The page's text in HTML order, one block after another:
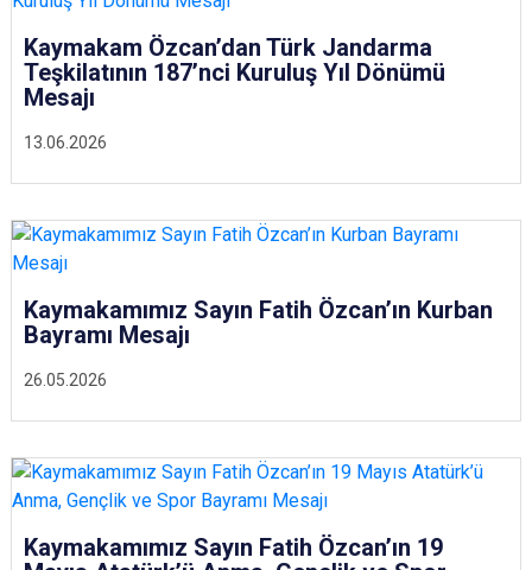
13.06.2026
Kaymakam Özcan’dan Türk Jandarma
Teşkilatının 187’nci Kuruluş Yıl Dönümü
Mesajı
26.05.2026
Kaymakamımız Sayın Fatih Özcan’ın Kurban
Bayramı Mesajı
Kaymakamımız Sayın Fatih Özcan’ın 19